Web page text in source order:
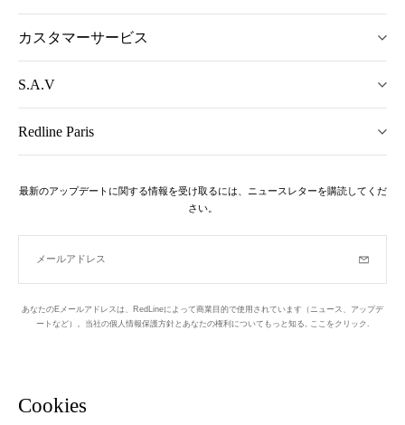
Cookies
カスタマーサービス
S.A.V
Redline Paris
最新のアップデートに関する情報を受け取るには、ニュースレターを購読してくだ
さい。
メールアドレス
あなたのEメールアドレスは、RedLineによって商業目的で使用されています（ニュース、アップデ
ートなど）。当社の個人情報保護方針とあなたの権利についてもっと知る,
ここをクリック